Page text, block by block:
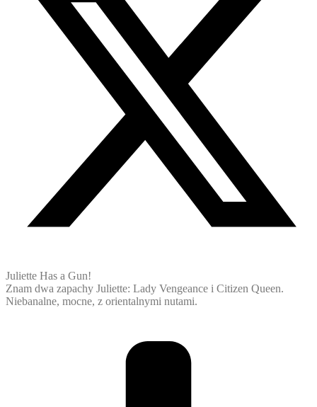
Juliette Has a Gun!
Znam dwa zapachy Juliette: Lady Vengeance i Citizen Queen.
Niebanalne, mocne, z orientalnymi nutami.